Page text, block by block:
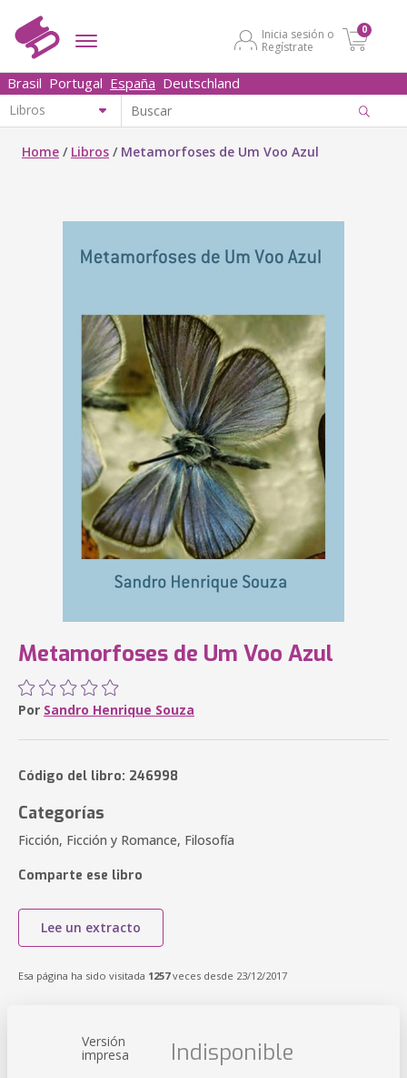
Inicia sesión o
Regístrate
0
Brasil Portugal España Deutschland
Home / Libros / Metamorfoses de Um Voo Azul
Metamorfoses de Um Voo Azul
Por Sandro Henrique Souza
Código del libro: 246998
Categorías
Ficción, Ficción y Romance, Filosofía
Comparte ese libro
Lee un extracto
Esa página ha sido visitada 1257veces desde 23/12/2017
Versión
impresa Indisponible